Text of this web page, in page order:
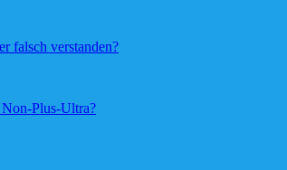
falsch verstanden?
Plus-Ultra?